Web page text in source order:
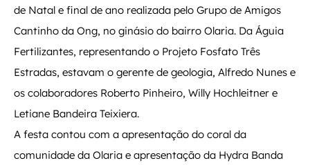
de Natal e final de ano realizada pelo Grupo de Amigos
Cantinho da Ong, no ginásio do bairro Olaria. Da Águia
Fertilizantes, representando o Projeto Fosfato Três
Estradas, estavam o gerente de geologia, Alfredo Nunes e
os colaboradores Roberto Pinheiro, Willy Hochleitner e
Letiane Bandeira Teixiera.
A festa contou com a apresentação do coral da
comunidade da Olaria e apresentação da Hydra Banda